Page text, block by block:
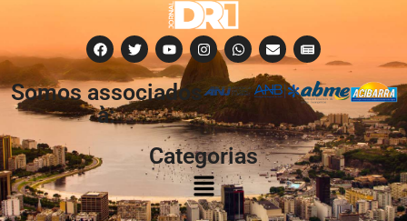
Somos associados
à:
Categorias